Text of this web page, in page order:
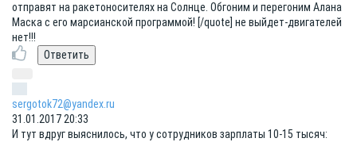
отправят на ракетоносителях на Солнце. Обгоним и перегоним Алана
Маска с его марсианской программой! [/quote] не выйдет-двигателей
нет!!!
sergotok72@yandex.ru
31.01.2017 20:33
И тут вдруг выяснилось, что у сотрудников зарплаты 10-15 тысяч: